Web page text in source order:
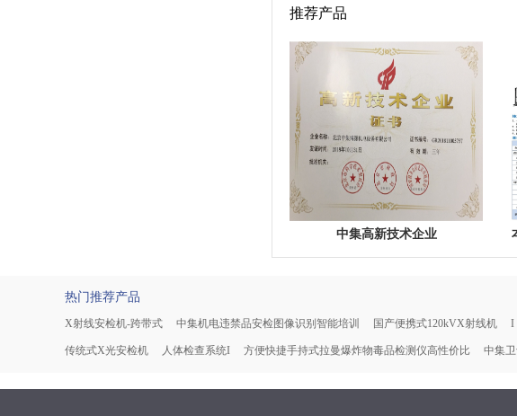
推荐产品
中集高新技术企业
热门推荐产品
X射线安检机-跨带式 中集机电违禁品安检图像识别智能培训 国产便携式120kVX射线机 I
传统式X光安检机 人体检查系统I 方便快捷手持式拉曼爆炸物毒品检测仪高性价比 中集